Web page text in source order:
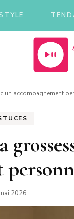
un accompagnement
2026